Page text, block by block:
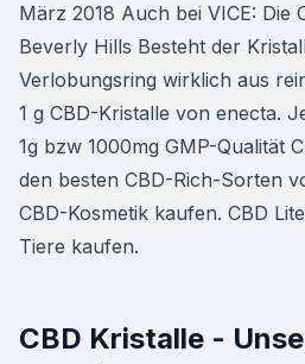
März 2018 Auch bei VICE: Die
Beverly Hills Besteht der
Verlobungsring wirklich aus
1 g CBD-Kristalle von enecta.
1g bzw 1000mg GMP-Qualität
den besten CBD-Rich-Sorten
CBD-Kosmetik kaufen. CBD
Tiere kaufen.
CBD Kristalle -